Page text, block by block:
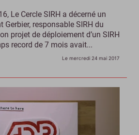
Le Cercle SIRH a décerné un
Gerbier, responsable SIRH du
projet de déploiement d’un SIRH
record de 7 mois avait...
Le mercredi 24 mai 2017